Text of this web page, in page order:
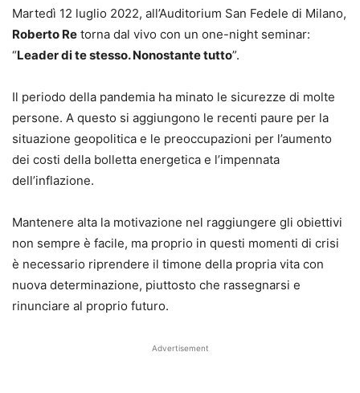
Martedì 12 luglio 2022, all’Auditorium San Fedele di Milano,
Roberto Re torna dal vivo con un one-night seminar:
“Leader di te stesso. Nonostante tutto”.
Il periodo della pandemia ha minato le sicurezze di molte
persone. A questo si aggiungono le recenti paure per la
situazione geopolitica e le preoccupazioni per l’aumento
dei costi della bolletta energetica e l’impennata
dell’inflazione.
Mantenere alta la motivazione nel raggiungere gli obiettivi
non sempre è facile, ma proprio in questi momenti di crisi
è necessario riprendere il timone della propria vita con
nuova determinazione, piuttosto che rassegnarsi e
rinunciare al proprio futuro.
Advertisement